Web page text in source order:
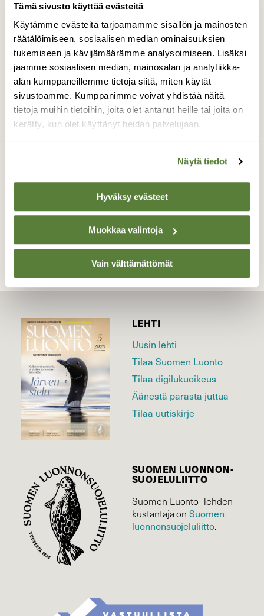
Tämä sivusto käyttää evästeitä
Käytämme evästeitä tarjoamamme sisällön ja mainosten
räätälöimiseen, sosiaalisen median ominaisuuksien
tukemiseen ja kävijämäärämme analysoimiseen. Lisäksi
jaamme sosiaalisen median, mainosalan ja analytiikka-
alan kumppaneillemme tietoja siitä, miten käytät
sivustoamme. Kumppanimme voivat yhdistää näitä
tietoja muihin tietoihin, joita olet antanut heille tai joita on
kerätty, kun olet käyttänyt heidän palvelujaan.
Näytä tiedot
Hyväksy evästeet
Muokkaa valintoja
Vain välttämättömät
Kappale kauneinta Suomea
Kappale kauneinta Suomea…Savojärvi,
Kurjenrahkan Kansallispuisto 13.4.2026
Valokuvaaja: Juhani Peltonen, Pöytyä 13.4.2026
TAKAISIN LISTAAN
LEHTI
Uusin lehti
Tilaa Suomen Luonto
Tilaa digilukuoikeus
Äänestä parasta juttua
Tilaa uutiskirje
SUOMEN LUONNON­
SUOJELU­LIITTO
Suomen Luonto -lehden
kustantaja onSuomen
luonnonsuojelu­liitto.